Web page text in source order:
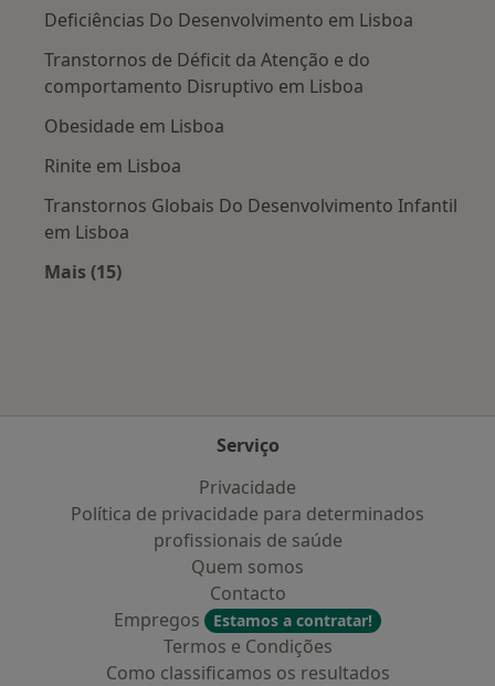
Deficiências Do Desenvolvimento em Lisboa
Transtornos de Déficit da Atenção e do
comportamento Disruptivo em Lisboa
Obesidade em Lisboa
Rinite em Lisboa
Transtornos Globais Do Desenvolvimento Infantil
em Lisboa
Mais (15)
Serviço
Privacidade
Política de privacidade para determinados
profissionais de saúde
Quem somos
Contacto
Empregos
Estamos a contratar!
Termos e Condições
Como classificamos os resultados